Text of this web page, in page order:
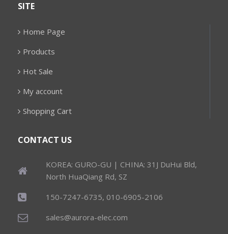
SITE
Home Page
Products
Hot Sale
My account
Shopping Cart
CONTACT US
KOREA: GURO-GU | CHINA: 31J DuHui Bld,
North HuaQiang Rd, SZ
150-7247-6735, 010-6905-2106
sales@aurora-elec.com